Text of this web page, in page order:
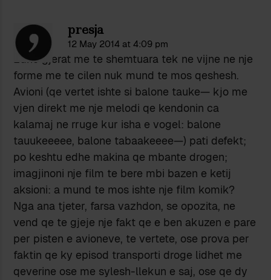
presja
12 May 2014 at 4:09 pm
Edhe gjerat me te shemtuara tek ne vijne ne nje
forme me te cilen nuk mund te mos qeshesh.
Avioni (qe vertet ishte si balone tauke— kjo me
vjen direkt me nje melodi qe kendonin ca
kalamaj ne rruge kur isha e vogel: balone
tauukeeeee, balone tabaakeeee—) pati defekt;
po keshtu edhe makina qe mbante drogen;
imagjinoni nje film te bere mbi bazen e ketij
aksioni: a mund te mos ishte nje film komik?
Nga ana tjeter, farsa vazhdon, se opozita, ne
vend qe te gjeje nje fakt qe e ben akuzen e pare
per pisten e avioneve, te vertete, ose prova per
faktin qe ky episod transporti droge lidhet me
qeverine ose me sylesh-llekun e saj, ose qe dy